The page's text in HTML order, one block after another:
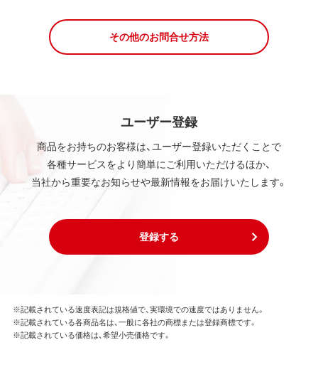
その他のお問合せ方法
ユーザー登録
商品をお持ちのお客様は、ユーザー登録いただくことで
各種サービスをより簡単にご利用いただけるほか、
当社から重要なお知らせや最新情報をお届けいたします。
登録する
※記載されている速度表記は規格値で、実環境での速度ではありません。
※記載されている各商品名は、一般に各社の商標または登録商標です。
※記載されている価格は、希望小売価格です。